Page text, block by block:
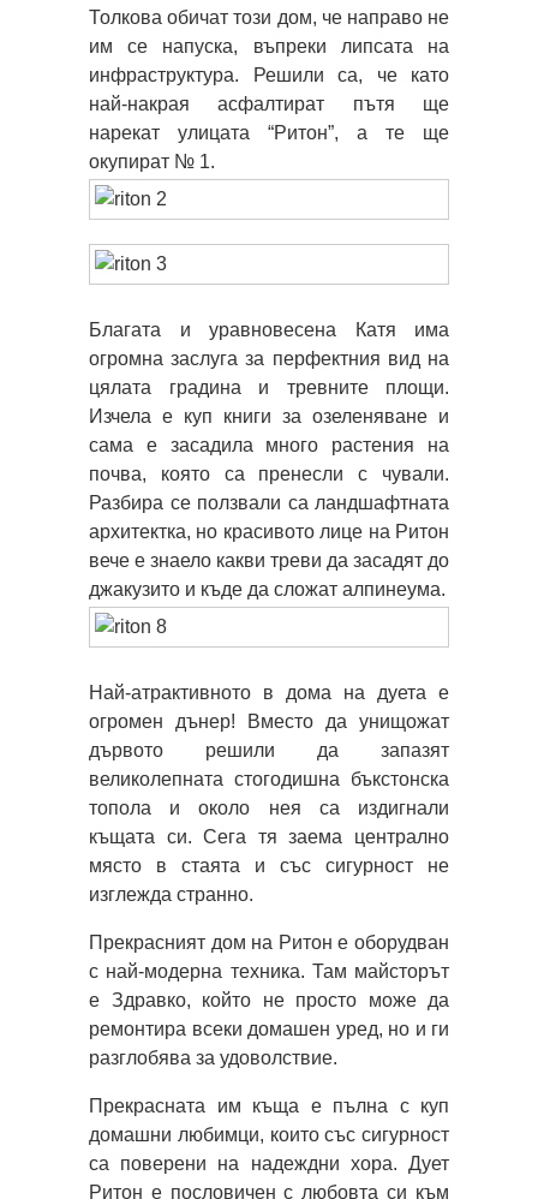
Толкова обичат този дом, че направо не
им се напуска, въпреки липсата на
инфраструктура. Решили са, че като
най-накрая асфалтират пътя ще
нарекат улицата “Ритон”, а те ще
окупират № 1.
Благата и уравновесена Катя има
огромна заслуга за перфектния вид на
цялата градина и тревните площи.
Изчела е куп книги за озеленяване и
сама е засадила много растения на
почва, която са пренесли с чували.
Разбира се ползвали са ландшафтната
архитектка, но красивото лице на Ритон
вече е знаело какви треви да засадят до
джакузито и къде да сложат алпинеума.
Най-атрактивното в дома на дуета е
огромен дънер! Вместо да унищожат
дървото решили да запазят
великолепната стогодишна бъкстонска
топола и около нея са издигнали
къщата си. Сега тя заема централно
място в стаята и със сигурност не
изглежда странно.
Прекрасният дом на Ритон е оборудван
с най-модерна техника. Там майсторът
е Здравко, който не просто може да
ремонтира всеки домашен уред, но и ги
разглобява за удоволствие.
Прекрасната им къща е пълна с куп
домашни любимци, които със сигурност
са поверени на надеждни хора. Дует
Ритон е пословичен с любовта си към